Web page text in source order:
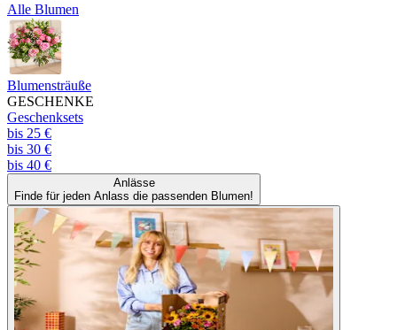
Alle Blumen
Blumensträuße
GESCHENKE
Geschenksets
bis 25 €
bis 30 €
bis 40 €
Anlässe
Finde für jeden Anlass die passenden Blumen!